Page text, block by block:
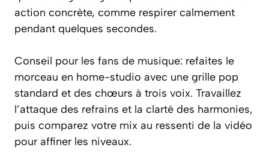
action concrète, comme respirer calmement
pendant quelques secondes.
Conseil pour les fans de musique: refaites le
morceau en home-studio avec une grille pop
standard et des chœurs à trois voix. Travaillez
l’attaque des refrains et la clarté des harmonies,
puis comparez votre mix au ressenti de la vidéo
pour affiner les niveaux.